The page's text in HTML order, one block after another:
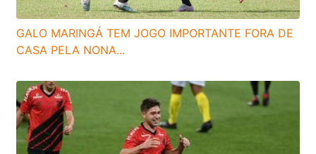
GALO MARINGÁ TEM JOGO IMPORTANTE FORA DE
CASA PELA NONA...